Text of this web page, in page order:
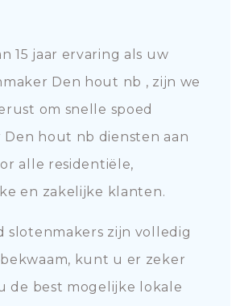
15 jaar ervaring als uw
Den hout nb , zijn we
om snelle spoed
hout nb diensten aan
alle residentiële,
en zakelijke klanten.
slotenmakers zijn volledig
kunt u er zeker
de best mogelijke lokale